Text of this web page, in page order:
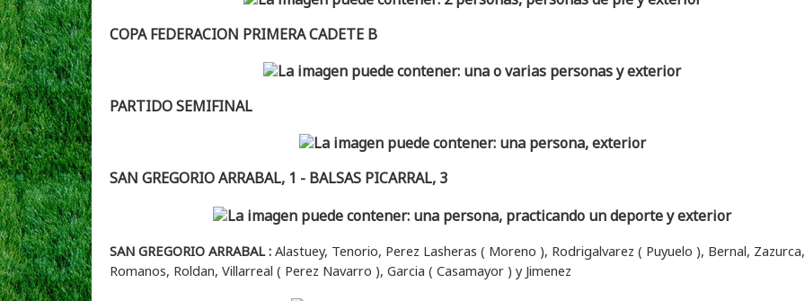
COPA FEDERACION PRIMERA CADETE B
PARTIDO SEMIFINAL
SAN GREGORIO ARRABAL, 1 - BALSAS PICARRAL, 3
SAN GREGORIO ARRABAL : Alastuey, Tenorio, Perez Lasheras ( Moreno ), Rodrigalvarez ( Puyuelo ), Bernal, Zazurca,
Romanos, Roldan, Villarreal ( Perez Navarro ), Garcia ( Casamayor ) y Jimenez